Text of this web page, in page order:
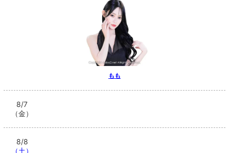
もも
8/7
（金）
8/8
（土）